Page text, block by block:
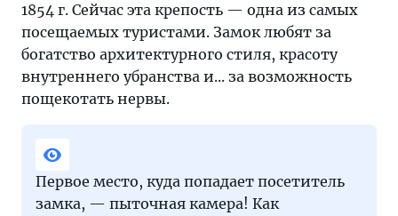
1854 г. Сейчас эта крепость — одна из самых
посещаемых туристами. Замок любят за
богатство архитектурного стиля, красоту
внутреннего убранства и... за возможность
пощекотать нервы.
Первое место, куда попадает посетитель
замка, — пыточная камера! Как